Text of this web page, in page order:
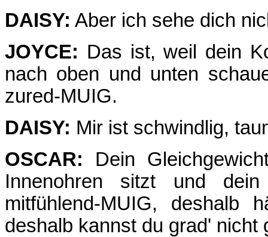
DAISY: Aber ich sehe dich
JOYCE: Das ist, weil dein
nach oben und unten
zured-MUIG.
DAISY: Mir ist schwindlig,
OSCAR: Dein
Innenohren sitzt und
mitfühlend-MUIG,
deshalb kannst du grad' nicht